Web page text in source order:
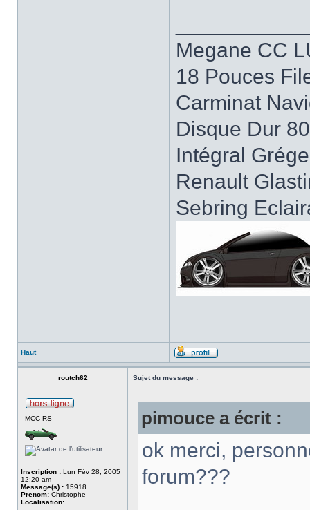
Megane CC
18 Pouces
Carminat
Disque Dur
Intégral
Renault
Sebring
Haut
routch62 Sujet du message :
MCC RS
Inscription : Lun Fév 28, 2005
12:20 am
Message(s) : 15918
Prenom: Christophe
Localisation:
pimouce a écrit :
ok merci,
forum???